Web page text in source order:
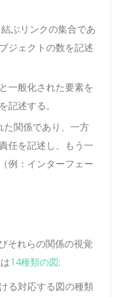
ぶリンクの集合であ
ジェクトの数を記述
一般化された要素を
記述する。
た関係であり、一方
任を記述し、もう一
例：インターフェー
それらの関係の視覚
14種類の図:
る対応する図の種類